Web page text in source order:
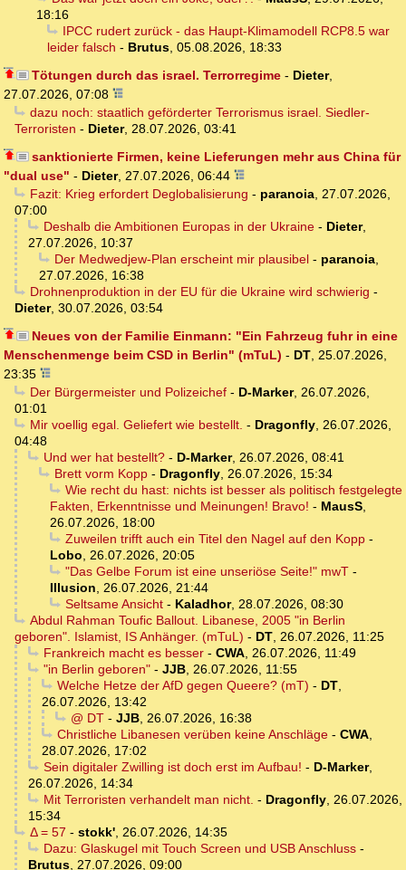
18:16
IPCC rudert zurück - das Haupt-Klimamodell RCP8.5 war
leider falsch - Brutus, 05.08.2026, 18:33
Tötungen durch das israel. Terrorregime- Dieter,
27.07.2026, 07:08
dazu noch: staatlich geförderter Terrorismus israel. Siedler-
Terroristen - Dieter, 28.07.2026, 03:41
sanktionierte Firmen, keine Lieferungen mehr aus China für
"dual use" - Dieter, 27.07.2026, 06:44
Fazit: Krieg erfordert Deglobalisierung - paranoia, 27.07.2026,
07:00
Deshalb die Ambitionen Europas in der Ukraine- Dieter,
27.07.2026, 10:37
Der Medwedjew-Plan erscheint mir plausibel- paranoia,
27.07.2026, 16:38
Drohnenproduktion in der EU für die Ukraine wird schwierig -
Dieter, 30.07.2026, 03:54
Neues von der Familie Einmann: "Ein Fahrzeug fuhr in eine
Menschenmenge beim CSD in Berlin" (mTuL) - DT, 25.07.2026,
23:35
Der Bürgermeister und Polizeichef- D-Marker, 26.07.2026,
01:01
Mir voellig egal. Geliefert wie bestellt. - Dragonfly, 26.07.2026,
04:48
Und wer hat bestellt?- D-Marker, 26.07.2026, 08:41
Brett vorm Kopp- Dragonfly, 26.07.2026, 15:34
Wie recht du hast: nichts ist besser als politisch festgelegte
Fakten, Erkenntnisse und Meinungen! Bravo! - MausS,
26.07.2026, 18:00
Zuweilen trifft auch ein Titel den Nagel auf den Kopp-
Lobo, 26.07.2026, 20:05
"Das Gelbe Forum ist eine unseriöse Seite!" mwT-
Illusion, 26.07.2026, 21:44
Seltsame Ansicht- Kaladhor, 28.07.2026, 08:30
Abdul Rahman Toufic Ballout. Libanese, 2005 "in Berlin
geboren". Islamist, IS Anhänger. (mTuL) - DT, 26.07.2026, 11:25
Frankreich macht es besser- CWA, 26.07.2026, 11:49
"in Berlin geboren"- JJB, 26.07.2026, 11:55
Welche Hetze der AfD gegen Queere? (mT) - DT,
26.07.2026, 13:42
@ DT- JJB, 26.07.2026, 16:38
Christliche Libanesen verüben keine Anschläge- CWA,
28.07.2026, 17:02
Sein digitaler Zwilling ist doch erst im Aufbau! - D-Marker,
26.07.2026, 14:34
Mit Terroristen verhandelt man nicht. - Dragonfly, 26.07.2026,
15:34
Δ = 57 - stokk', 26.07.2026, 14:35
Dazu: Glaskugel mit Touch Screen und USB Anschluss-
Brutus, 27.07.2026, 09:00